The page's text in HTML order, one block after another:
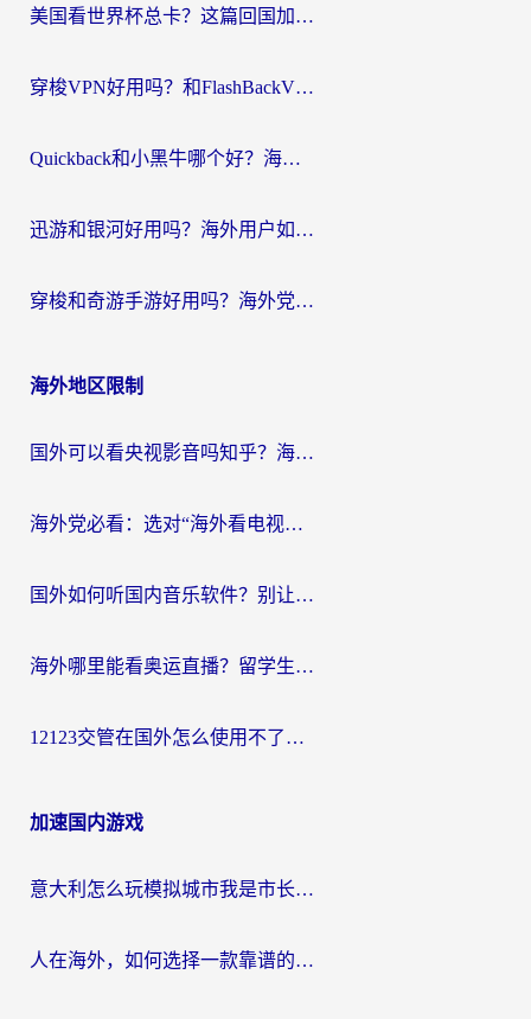
美国看世界杯总卡？这篇回国加速器指南帮你无缝刷国内资源（附苹果手机VPN设置步骤）
穿梭VPN好用吗？和FlashBackVPN对比哪个回国效果更好？
Quickback和小黑牛哪个好？海外党亲测指南，选对回国加速器秒回国内
迅游和银河好用吗？海外用户如何选择回国加速器实现无缝访问国内资源
穿梭和奇游手游好用吗？海外党亲测3款回国加速器，附蜜蜂加速器七天试用攻略
海外地区限制
国外可以看央视影音吗知乎？海外党亲测有效的回国加速方案
海外党必看：选对“海外看电视剧软件”，再也不用愁国内剧刷不了
国外如何听国内音乐软件？别让地域限制，断了你的中文歌单
海外哪里能看奥运直播？留学生&海外华人必看的体育赛事观赛终极指南
12123交管在国外怎么使用不了？海外华人必看的无缝访问国内资源指南
加速国内游戏
意大利怎么玩模拟城市我是市长？海外党国服游戏加速终极攻略（附三国3量子特攻解决办法）
人在海外，如何选择一款靠谱的玩剑灵2加速器？